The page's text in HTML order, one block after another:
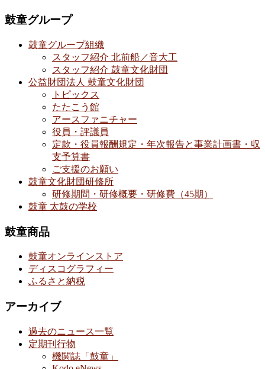
鼓童グループ
鼓童グループ組織
スタッフ紹介 北前船／音大工
スタッフ紹介 鼓童文化財団
公益財団法人 鼓童文化財団
トピックス
たたこう館
アースファニチャー
役員・評議員
定款・役員報酬規定・年次報告と事業計画書・収
支予算書
ご支援のお願い
鼓童文化財団研修所
研修期間・研修概要・研修費（45期）
鼓童 太鼓の学校
鼓童商品
鼓童オンラインストア
ディスコグラフィー
ふるさと納税
アーカイブ
過去のニュース一覧
定期刊行物
機関誌「鼓童」